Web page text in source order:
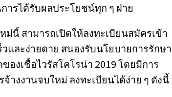
ารได้รับผลประโยชน์ทุก ๆ ฝ่าย
ม่นี้ สามารถเปิดให้ลงทะเบียนสมัครเข้า
และง่ายดาย สนองรับนโยบายการรักษา
องเชื้อไวรัสโคโรน่า 2019 โดยมีการ
งงานจบใหม่ ลงทะเบียนได้ง่าย ๆ ดังนี้